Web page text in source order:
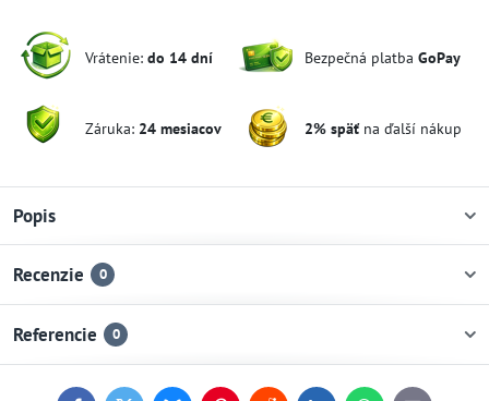
Vrátenie: do 14 dní Bezpečná platba GoPay
Záruka: 24 mesiacov 2% späťna ďalší nákup
Popis
Recenzie 0
Referencie 0